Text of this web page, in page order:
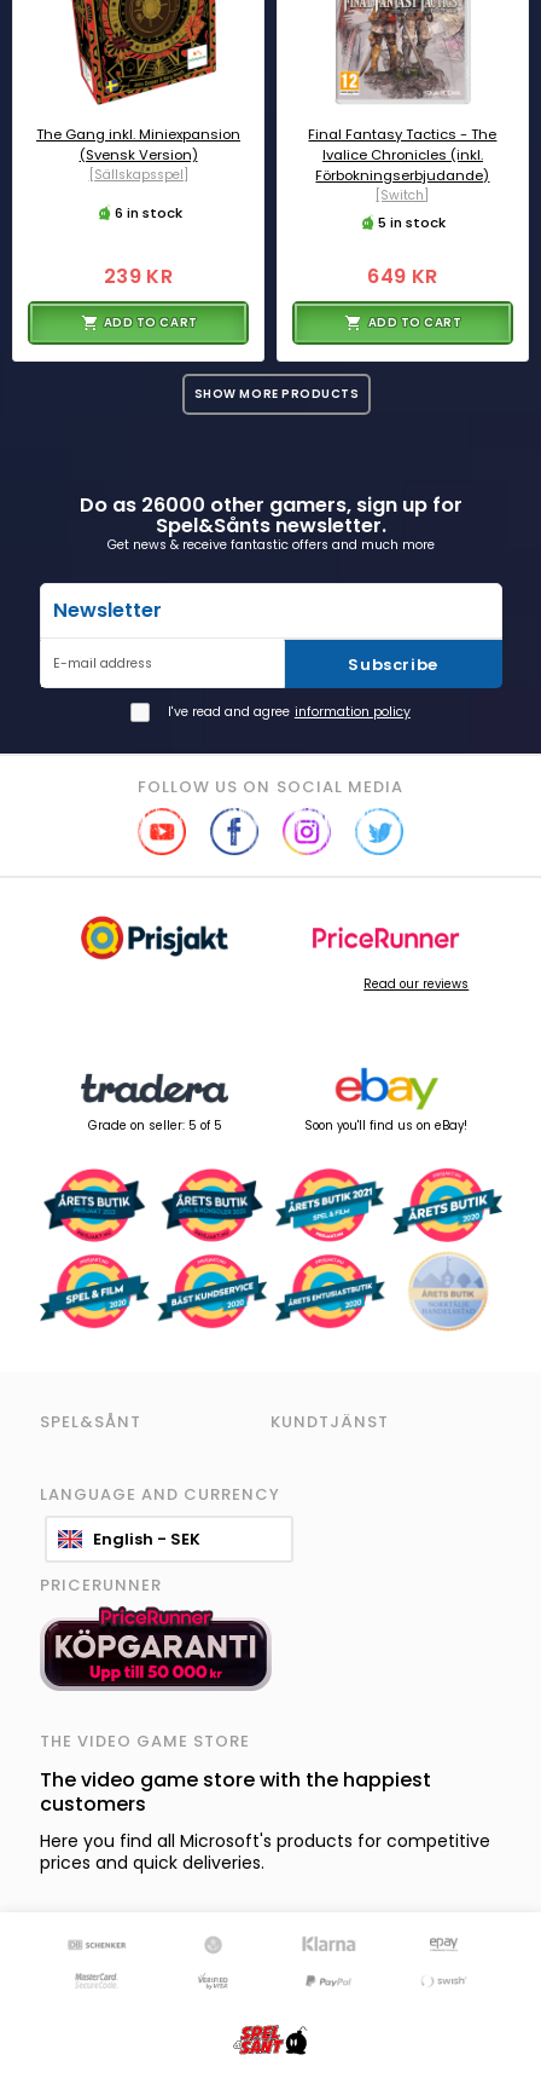
The Gang inkl. Miniexpansion
(Svensk Version)
[Sällskapsspel]
6 in stock
239 KR
ADD TO CART
Final Fantasy Tactics - The
Ivalice Chronicles (inkl.
Förbokningserbjudande)
[Switch]
5 in stock
649 KR
ADD TO CART
SHOW MORE PRODUCTS
Do as 26000 other gamers, sign up for
Spel&Sånts newsletter.
Get news & receive fantastic offers and much more
Newsletter
E-mail address Subscribe
I've read and agree information policy
FOLLOW US ON SOCIAL MEDIA
Read our reviews
Grade on seller: 5 of 5 Soon you'll find us on eBay!
SPEL&SÅNT KUNDTJÄNST
LANGUAGE AND CURRENCY
English - SEK
PRICERUNNER
THE VIDEO GAME STORE
The video game store with the happiest
customers
Here you find all Microsoft's products for competitive
prices and quick deliveries.